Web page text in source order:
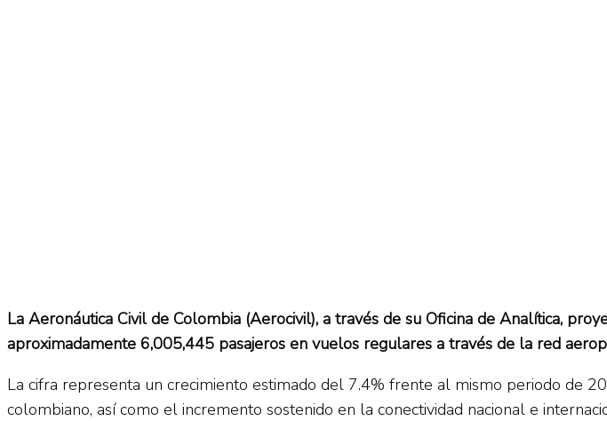
La Aeronáutica Civil de Colombia (Aerocivil), a través de su Oficina de Analítica,
aproximadamente 6,005,445 pasajeros en vuelos regulares a través de la red
La cifra representa un crecimiento estimado del 7.4% frente al mismo periodo de
colombiano, así como el incremento sostenido en la conectividad nacional e